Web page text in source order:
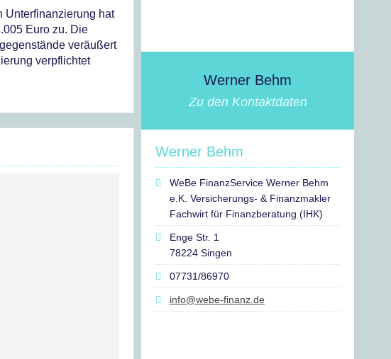
Werner Behm
Zu den Kontaktdaten
Werner Behm
WeBe FinanzService Werner Behm
e.K. Versicherungs- & Finanzmakler
Fachwirt für Finanzberatung (IHK)
Enge Str. 1
78224 Singen
07731/86970
info@webe-finanz.de
Unterfinanzierung hat
Euro zu. Die
veräußert
verpflichtet